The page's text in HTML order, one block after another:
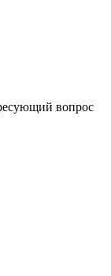
вопрос